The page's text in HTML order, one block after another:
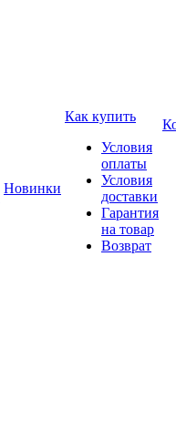
Новинки
Как купить
Условия
оплаты
Условия
доставки
Гарантия
на товар
Возврат